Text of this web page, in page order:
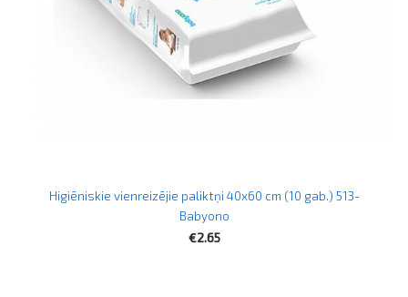
Higiēniskie vienreizējie paliktņi 40x60 cm (10 gab.) 513-
Babyono
€2.65